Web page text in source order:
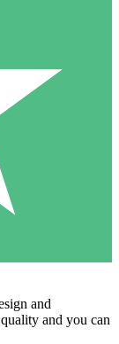
and
and you can